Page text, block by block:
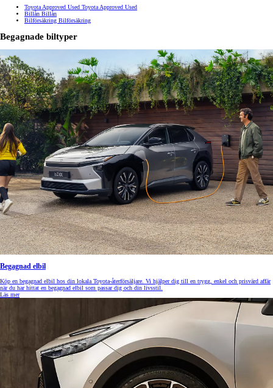
Toyota Approved Used Toyota Approved Used
Billån Billån
Bilförsäkring Bilförsäkring
Begagnade biltyper
Begagnad elbil
Köp en begagnad elbil hos din lokala Toyota-återförsäljare. Vi hjälper dig till en trygg, enkel och prisvärd affär
när du har hittat en begagnad elbil som passar dig och din livsstil.
Läs mer